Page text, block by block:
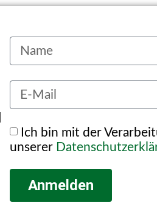
Ich bin mit der
unserer
Anmelden